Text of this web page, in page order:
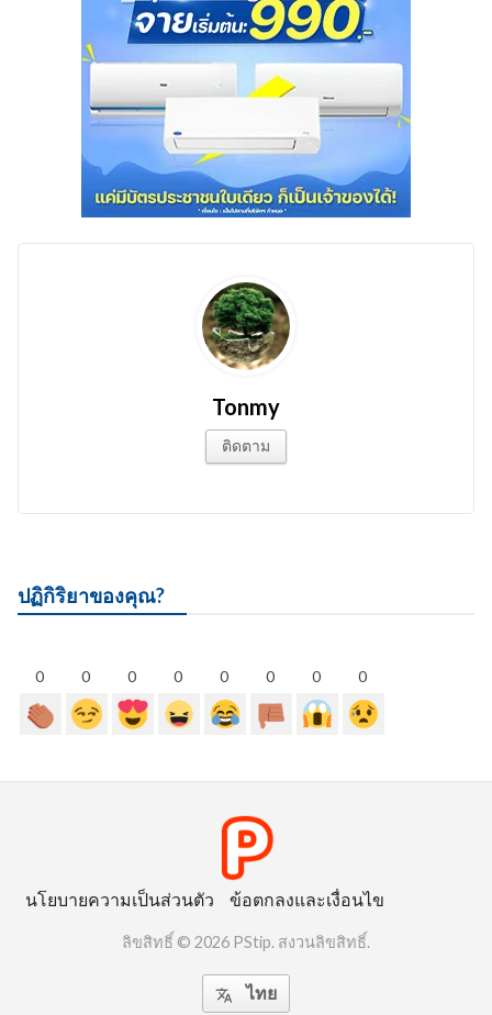
Tonmy
ติดตาม
ปฏิกิริยาของคุณ?
0 0 0 0 0 0 0 0
นโยบายความเป็นส่วนตัว ข้อตกลงและเงื่อนไข
ลิขสิทธิ์ © 2026 PStip. สงวนลิขสิทธิ์.
 ไทย